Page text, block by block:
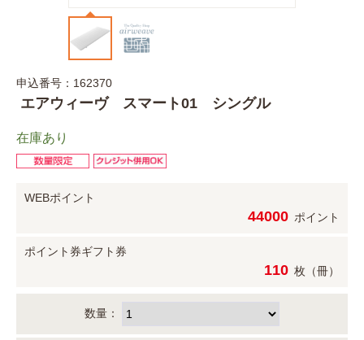
申込番号：162370
エアウィーヴ スマート01 シングル
在庫あり
WEBポイント
44000 ポイント
ポイント券ギフト券
110 枚（冊）
数量：